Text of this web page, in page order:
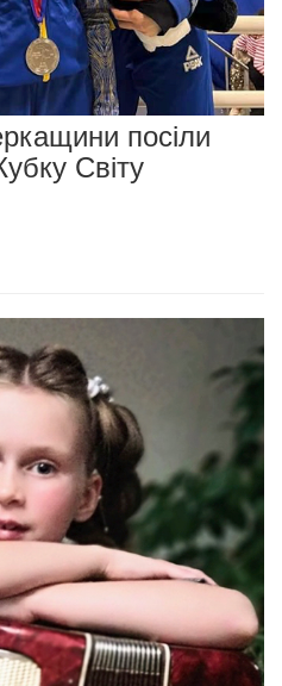
посіли
Світу